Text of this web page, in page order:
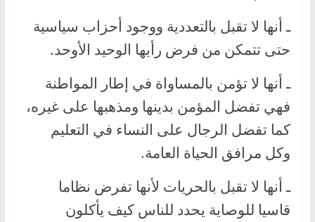
ـ أنها لا تقبل بالتعددية ووجود أحزاب سياسية
حتى تتمكن من فرض رأيها الوحيد الأوحد.
ـ أنها لا تؤمن بالمساواة في إطار المواطنة
فهي تفضل المؤمن بدينها ومذهبها على غيره،
كما تفضل الرجال على النساء في التعليم
وكل مرافق الحياة العامة.
ـ أنها لا تقبل بالحريات لأنها تفرض نظاما
قاسيا للوصاية يحدد للناس كيف يأكلون